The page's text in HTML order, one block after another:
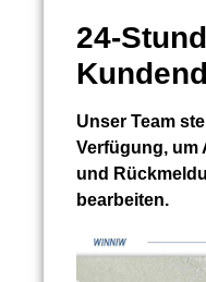
24-
Unser Team
Verfügung, um
und
bearbeiten.